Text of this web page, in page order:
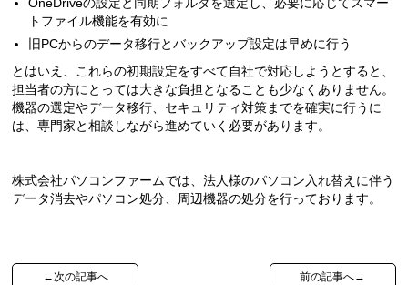
OneDriveの設定と同期フォルダを選定し、必要に応じてスマー
トファイル機能を有効に
旧PCからのデータ移行とバックアップ設定は早めに行う
とはいえ、これらの初期設定をすべて自社で対応しようとすると、
担当者の方にとっては大きな負担となることも少なくありません。
機器の選定やデータ移行、セキュリティ対策までを確実に行うに
は、専門家と相談しながら進めていく必要があります。
株式会社パソコンファームでは、法人様のパソコン入れ替えに伴う
データ消去やパソコン処分、周辺機器の処分を行っております。
前の記事へ→
←次の記事へ